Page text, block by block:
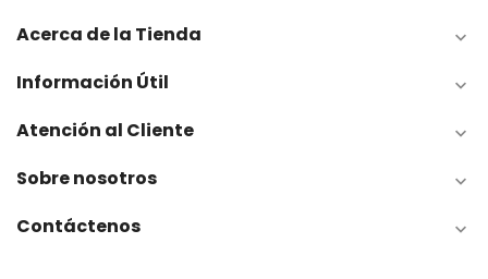
Acerca de la Tienda 
Información Útil 
Atención al Cliente 
Sobre nosotros 
Contáctenos 